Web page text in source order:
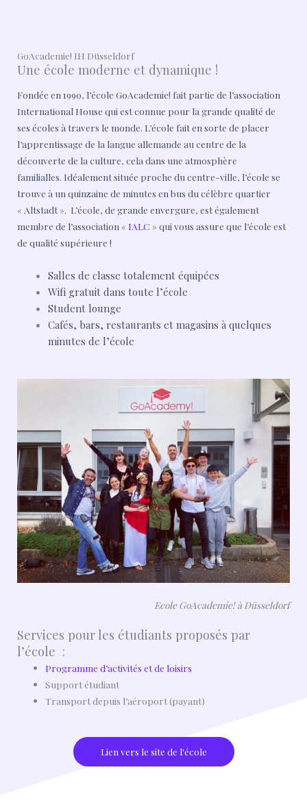
GoAcademie! IH Düsseldorf
Une école moderne et dynamique !
Fondée en 1990, l’école GoAcademie! fait partie de l’association
International House qui est connue pour la grande qualité de
ses écoles à travers le monde. L’école fait en sorte de placer
l’apprentissage de la langue allemande au centre de la
découverte de la culture, cela dans une atmosphère
familialles. Idéalement située proche du centre-ville, l’école se
trouve à un quinzaine de minutes en bus du célèbre quartier
« Altstadt ». L’école, de grande envergure, est également
membre de l’association « IALC » qui vous assure que l’école est
de qualité supérieure !
Salles de classe totalement équipées
Wifi gratuit dans toute l’école
Student lounge
Cafés, bars, restaurants et magasins à quelques
minutes de l’école
Ecole GoAcademie! à Düsseldorf
Services pour les étudiants proposés par
l’école :
Programme d’activités et de loisirs
Support étudiant
Transport depuis l’aéroport (payant)
Lien vers le site de l'école